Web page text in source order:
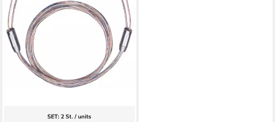
Twin Mix One B Hochwertiges